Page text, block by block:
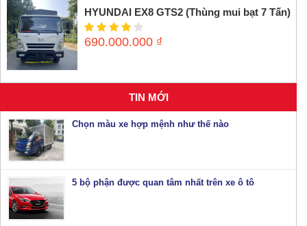
HYUNDAI EX8 GTS2 (Thùng mui bạt 7 Tấn)
690.000.000 ₫
TIN MỚI
Chọn màu xe hợp mệnh như thế nào
5 bộ phận được quan tâm nhất trên xe ô tô